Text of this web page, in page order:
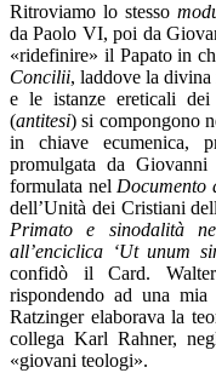
Ritroviamo lo stesso
da Paolo VI, poi da
«ridefinire» il Papato in
Concilii, laddove la divina
e le istanze ereticali dei
(antitesi) si compongono
in chiave ecumenica,
promulgata da
formulata nel Documento
dell’Unità dei Cristiani
Primato e sinodalità
all’enciclica ‘Ut unum
confidò il Card.
rispondendo ad una
Ratzinger elaborava la
collega Karl Rahner,
«giovani teologi».